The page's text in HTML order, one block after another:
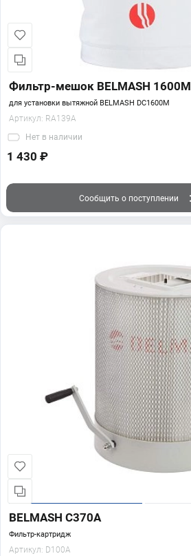
Фильтр-мешок BELMASH 1600M
для установки вытяжной BELMASH DC1600M
Артикул: RA139A
Нет в наличии
1 430 ₽
Сообщить о поступлении
BELMASH C370A
Фильтр-картридж
Артикул: D100A